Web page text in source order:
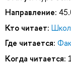
Направление:
Кто читает:
Где читается:
Когда читается: